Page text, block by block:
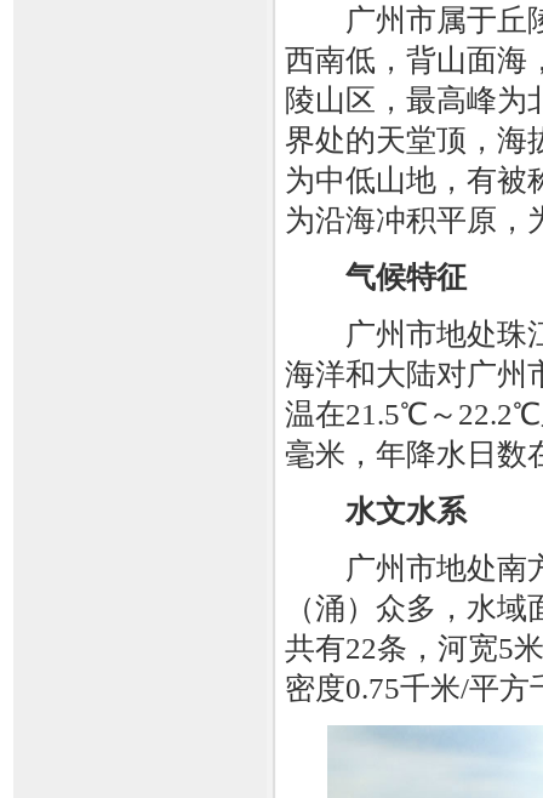
广州市属于丘
西南低，背山面海
陵山区，最高峰为
界处的天堂顶，海
为中低山地，有被
为沿海冲积平原，
气候特征
广州市地处珠江
海洋和大陆对广州
温在21.5℃～22.2℃
毫米，年降水日数
水文水系
广州市地处南方
（涌）众多，水
共有22条，河宽5
密度0.75千米/平